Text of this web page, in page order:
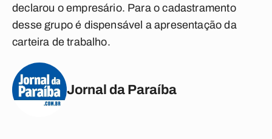
declarou o empresário. Para o cadastramento
desse grupo é dispensável a apresentação da
carteira de trabalho.
Jornal da Paraíba